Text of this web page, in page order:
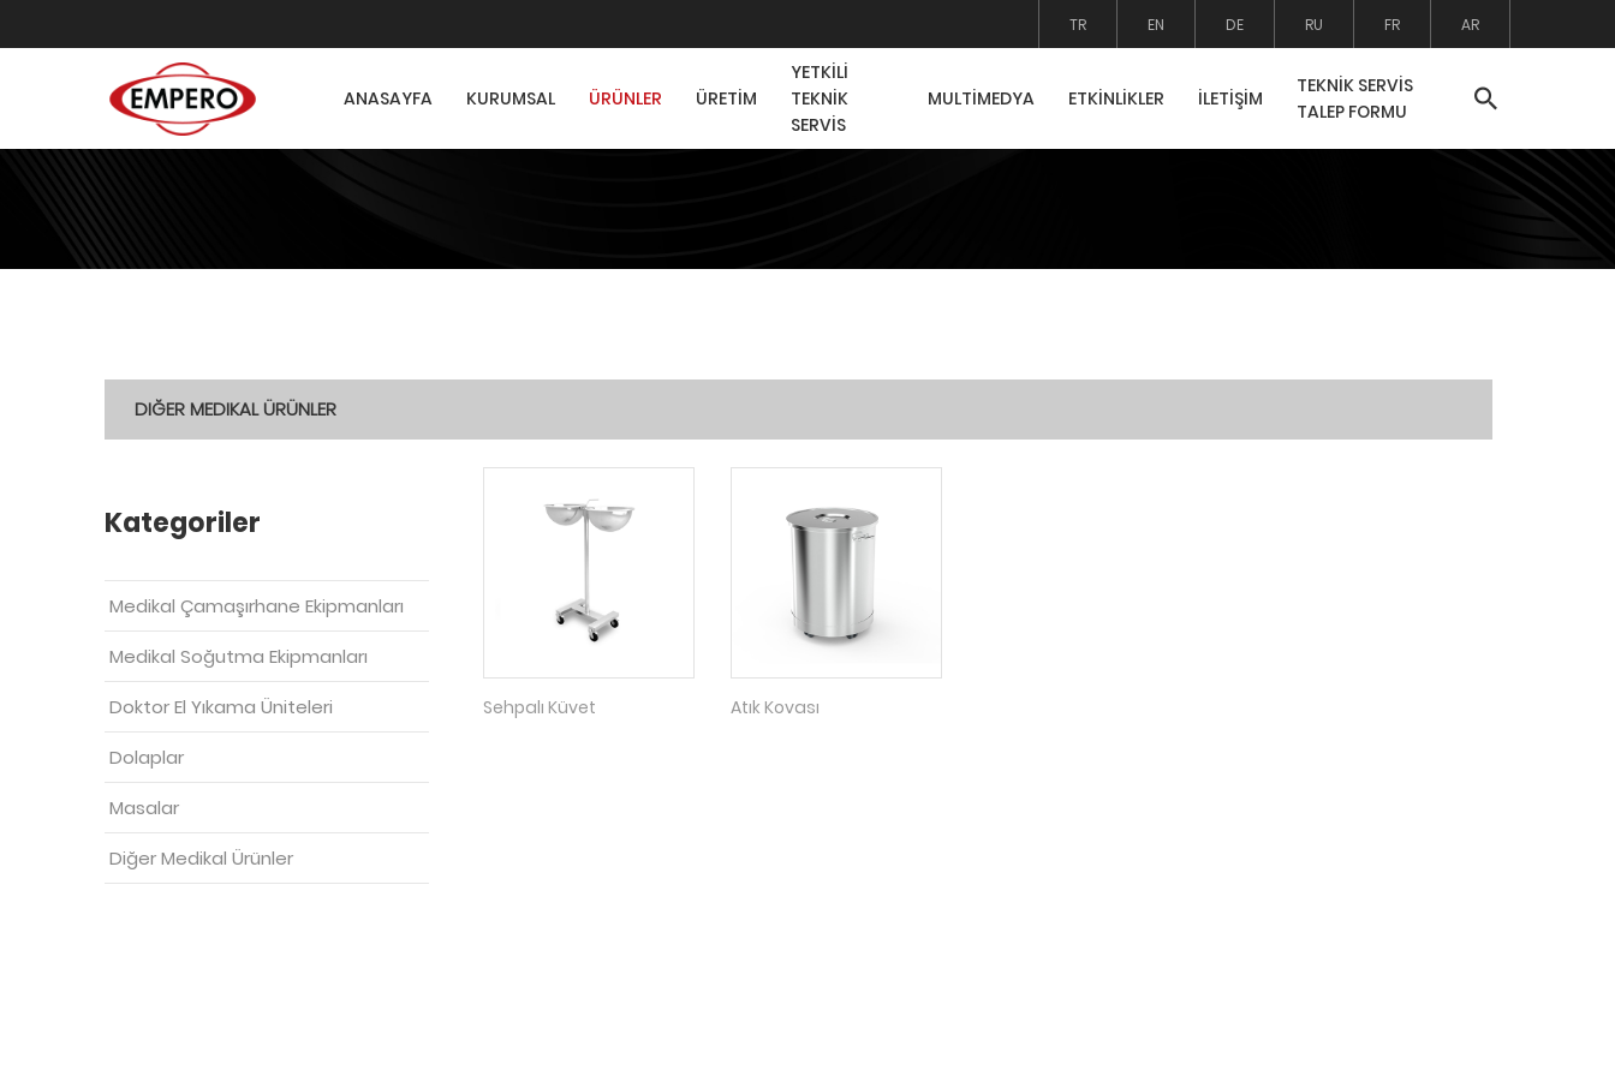
TR EN DE RU FR AR
ANASAYFA KURUMSAL ÜRÜNLER ÜRETİM
YETKİLİ
TEKNİK
SERVİS
MULTİMEDYA ETKİNLİKLER İLETİŞİM
TEKNİK SERVİS
TALEP FORMU
DIĞER MEDIKAL ÜRÜNLER
Kategoriler
Medikal Çamaşırhane Ekipmanları
Medikal Soğutma Ekipmanları
Doktor El Yıkama Üniteleri
Dolaplar
Masalar
Diğer Medikal Ürünler
Sehpalı Küvet Atık Kovası